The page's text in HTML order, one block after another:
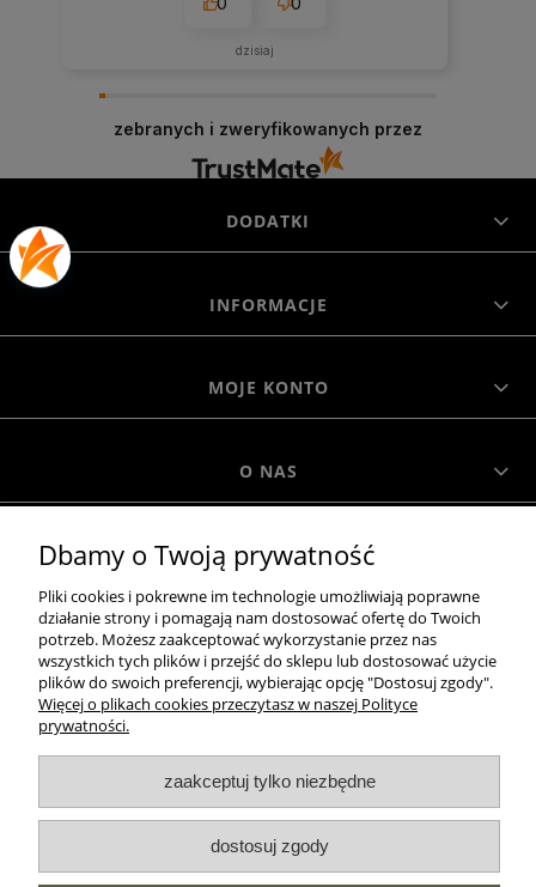
dzisiaj
zebranych i zweryfikowanych przez
DODATKI
INFORMACJE
MOJE KONTO
O NAS
MOROWO
WSZELKIE PRAWA ZASTRZEŻONE MOROWO © 2018
realizacja:
pokaż pełną wersję strony
NASZE ODZNAKI
Dbamy o Twoją prywatność
Pliki cookies i pokrewne im technologie umożliwiają poprawne
działanie strony i pomagają nam dostosować ofertę do Twoich
potrzeb. Możesz zaakceptować wykorzystanie przez nas
wszystkich tych plików i przejść do sklepu lub dostosować użycie
plików do swoich preferencji, wybierając opcję "Dostosuj zgody".
Więcej o plikach cookies przeczytasz w naszej Polityce
prywatności.
zaakceptuj tylko niezbędne
dostosuj zgody